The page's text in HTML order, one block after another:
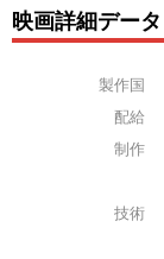
映画詳細データ
製作国
配給
制作
技術